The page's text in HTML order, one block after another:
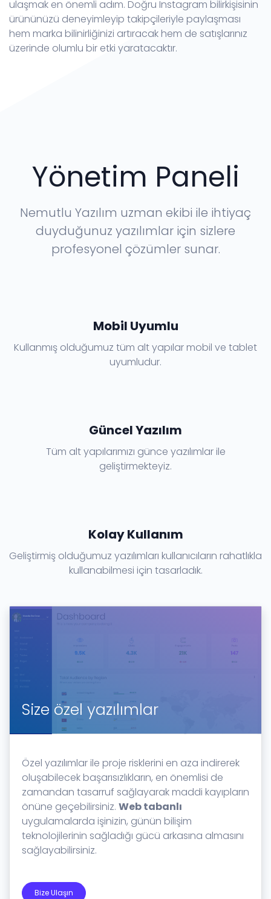
ulaşmak en önemli adım. Doğru Instagram bilirkişisinin
ürününüzü deneyimleyip takipçileriyle paylaşması
hem marka bilinirliğinizi artıracak hem de satışlarınız
üzerinde olumlu bir etki yaratacaktır.
Yönetim Paneli
Nemutlu Yazılım uzman ekibi ile ihtiyaç
duyduğunuz yazılımlar için sizlere
profesyonel çözümler sunar.
Mobil Uyumlu
Kullanmış olduğumuz tüm alt yapılar mobil ve tablet
uyumludur.
Güncel Yazılım
Tüm alt yapılarımızı günce yazılımlar ile
geliştirmekteyiz.
Kolay Kullanım
Geliştirmiş olduğumuz yazılımları kullanıcıların rahatlıkla
kullanabilmesi için tasarladık.
Size özel yazılımlar
Özel yazılımlar ile proje risklerini en aza indirerek
oluşabilecek başarısızlıkların, en önemlisi de
zamandan tasarruf sağlayarak maddi kayıpların
önüne geçebilirsiniz. Web tabanlı
uygulamalarda işinizin, günün bilişim
teknolojilerinin sağladığı gücü arkasına almasını
sağlayabilirsiniz.
Bize Ulaşın